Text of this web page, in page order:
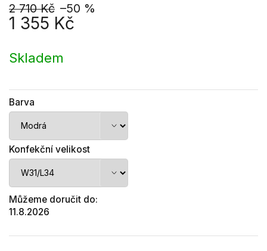
2 710 Kč –50 %
1 355 Kč
cena:
Skladem
Barva
Konfekční velikost
Můžeme doručit do:
11.8.2026